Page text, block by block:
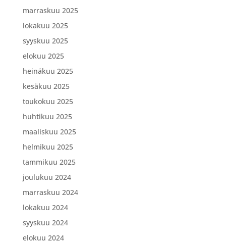
marraskuu 2025
lokakuu 2025
syyskuu 2025
elokuu 2025
heinäkuu 2025
kesäkuu 2025
toukokuu 2025
huhtikuu 2025
maaliskuu 2025
helmikuu 2025
tammikuu 2025
joulukuu 2024
marraskuu 2024
lokakuu 2024
syyskuu 2024
elokuu 2024